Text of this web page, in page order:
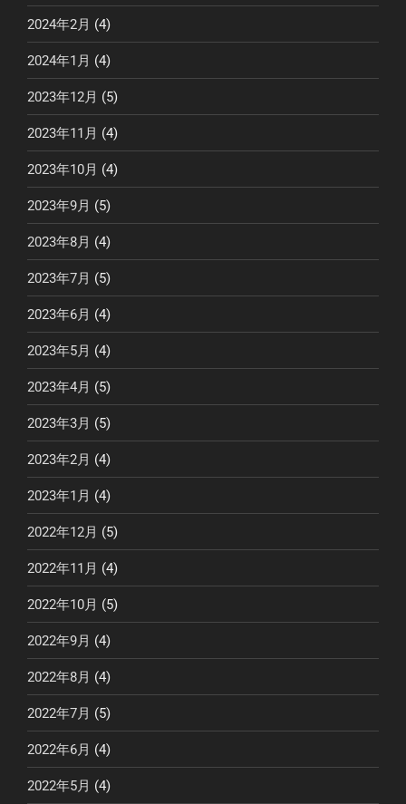
2024年2月 (4)
2024年1月 (4)
2023年12月 (5)
2023年11月 (4)
2023年10月 (4)
2023年9月 (5)
2023年8月 (4)
2023年7月 (5)
2023年6月 (4)
2023年5月 (4)
2023年4月 (5)
2023年3月 (5)
2023年2月 (4)
2023年1月 (4)
2022年12月 (5)
2022年11月 (4)
2022年10月 (5)
2022年9月 (4)
2022年8月 (4)
2022年7月 (5)
2022年6月 (4)
2022年5月 (4)